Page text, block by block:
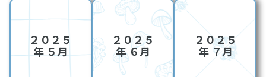
２０２５
年 ５月
２０２５
年 ６月
２０２５
年 ７月